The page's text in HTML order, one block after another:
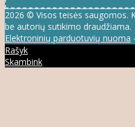
2026 © Visos teisės saugomos.
be autorių sutikimo draudžiama.
Elektroninių parduotuvių nuoma -
Rašyk
Skambink